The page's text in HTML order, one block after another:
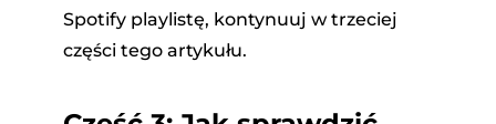
Spotify playlistę, kontynuuj w trzeciej
części tego artykułu.